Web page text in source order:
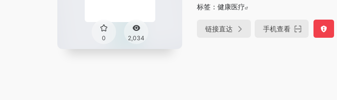
0 2,034
标签： 健康医疗
链接直达 手机查看